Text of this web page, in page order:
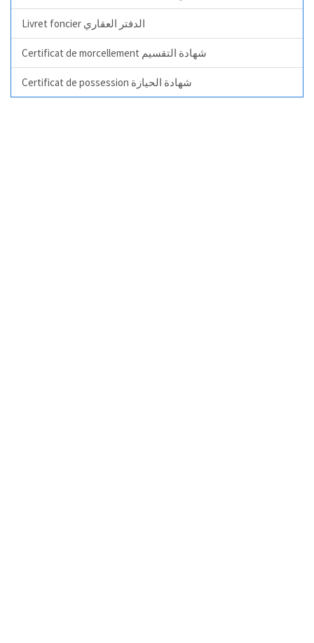
Livret foncier الدفتر العقاري
Certificat de morcellement شهادة التقسيم
Certificat de possession شهادة الحيازة